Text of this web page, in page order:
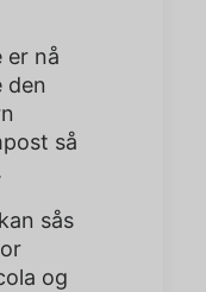
er nå
den
så
sås
og